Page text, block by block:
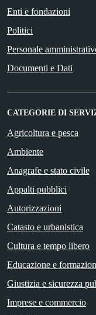
Enti e fondazioni
Politici
Personale
Documenti e Dati
CATEGORIE DI
Agricoltura e pesca
Ambiente
Anagrafe e stato civile
Appalti pubblici
Autorizzazioni
Catasto e urbanistica
Cultura e tempo libero
Educazione e
Giustizia e sicurezza
Imprese e commercio